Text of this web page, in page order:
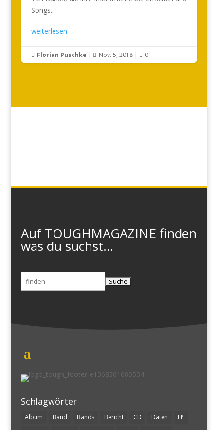
Songs...
weiterlesen
 Florian Puschke |  Nov. 5, 2018|  0
Auf TOUGHMAGAZINE finden
was du suchst...
Suchen
nach:
Schlagwörter
Album Band Bands Bericht CD Daten
EP